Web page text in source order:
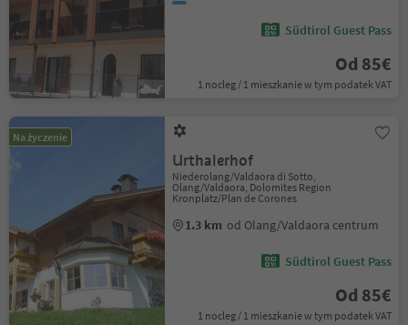
Südtirol Guest Pass
Od 85€
1 nocleg / 1 mieszkanie w tym podatek VAT
Na życzenie
Urthalerhof
Niederolang/Valdaora di Sotto,
Olang/Valdaora, Dolomites Region
Kronplatz/Plan de Corones
1.3 km od Olang/Valdaora centrum
Südtirol Guest Pass
Od 85€
1 nocleg / 1 mieszkanie w tym podatek VAT